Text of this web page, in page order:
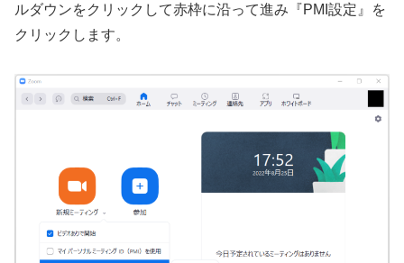
ルダウンをクリックして赤枠に沿って進み『PMI設定』を
クリックします。